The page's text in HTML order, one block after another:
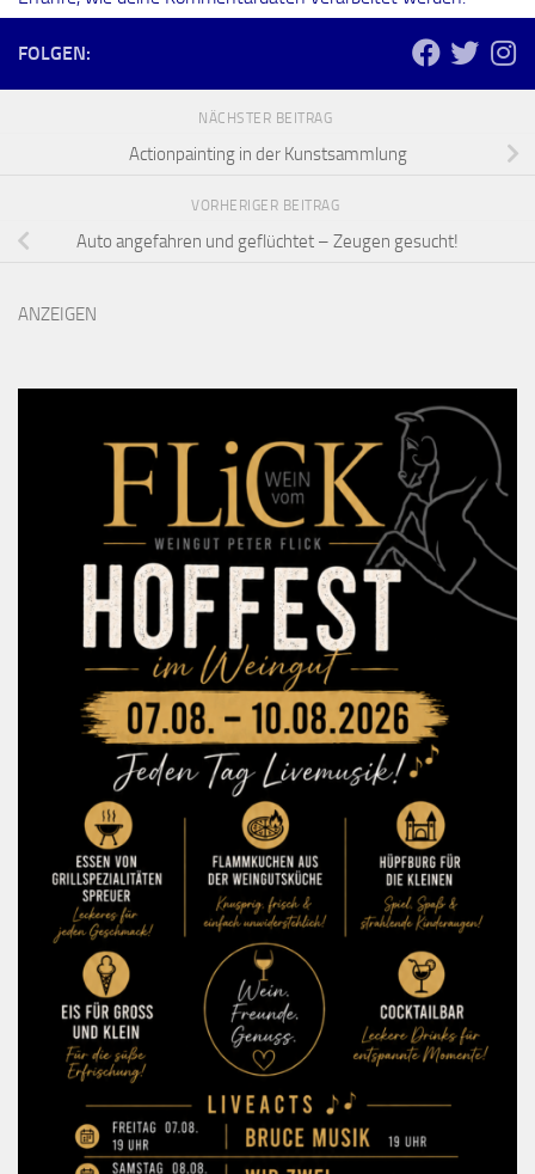
FOLGEN:
NÄCHSTER BEITRAG
Actionpainting in der Kunstsammlung
VORHERIGER BEITRAG
Auto angefahren und geflüchtet – Zeugen gesucht!
ANZEIGEN